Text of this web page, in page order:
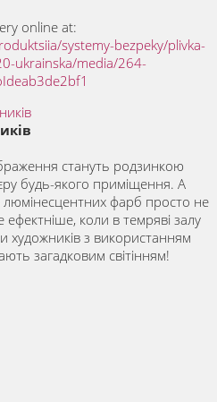
online at:
systemy-bezpeky/plivka-
ukrainska/media/264-
стануть родзинкою
будь-якого приміщення. А
фарб просто не
коли в темряві залу
художників з використанням
загадковим світінням!